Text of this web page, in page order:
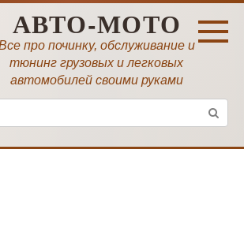
АВТО-МОТО
про починку, обслуживание и
тюнинг грузовых и легковых
автомобилей своими руками